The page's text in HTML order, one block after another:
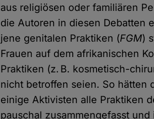
aus religiösen oder familiären
die Autoren in diesen Debatten
jene genitalen Praktiken (FGM)
Frauen auf dem afrikanischen
Praktiken (z. B. kosmetisch-
nicht betroffen seien. So hätten
einige Aktivisten alle Praktiken
pauschal zusammengefasst